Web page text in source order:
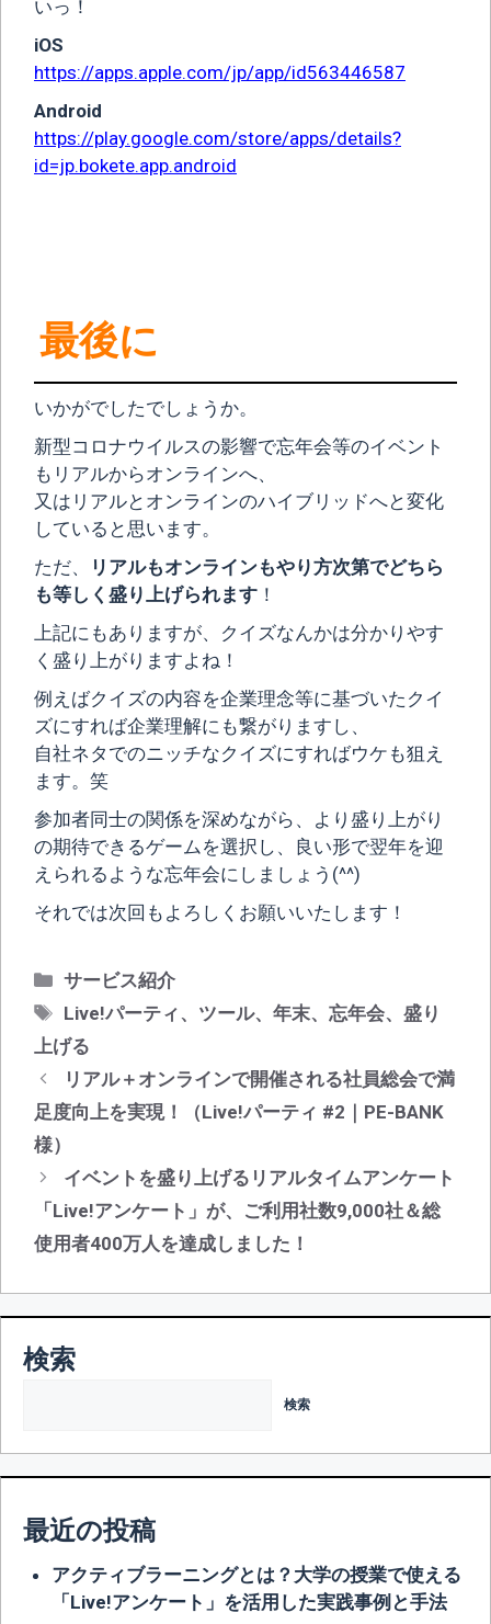
いっ！
iOS
https://apps.apple.com/jp/app/id563446587
Android
https://play.google.com/store/apps/details?
id=jp.bokete.app.android
最後に
いかがでしたでしょうか。
新型コロナウイルスの影響で忘年会等のイベント
もリアルからオンラインへ、
又はリアルとオンラインのハイブリッドへと変化
していると思います。
ただ、
リアルもオンラインもやり方次第でどちら
も等しく盛り上げられます ！
上記にもありますが、クイズなんかは分かりやす
く盛り上がりますよね！
例えばクイズの内容を企業理念等に基づいたクイ
ズにすれば企業理解にも繋がりますし、
自社ネタでのニッチなクイズにすればウケも狙え
ます。笑
参加者同士の関係を深めながら、より盛り上がり
の期待できるゲームを選択し、良い形で翌年を迎
えられるような忘年会にしましょう(^^)
それでは次回もよろしくお願いいたします！
カ
テ
リ
ー
サービス紹介
タ
グ
Live!パーティ、 ツール、年末、忘年会、盛り
上げる
投
稿
ナ
ビ
ゲ
ー
シ
ン
リアル＋オンラインで開催される社員総会で満
足度向上を実現！（Live!パーティ #2｜PE-BANK
様）
イベントを盛り上げるリアルタイムアンケート
「Live!アンケート」が、ご利用社数9,000社＆総
使用者400万人を達成しました！
検索
検索
最近の投稿
アクティブラーニングとは？大学の授業で使える
「Live!アンケート」を活用した実践事例と手法